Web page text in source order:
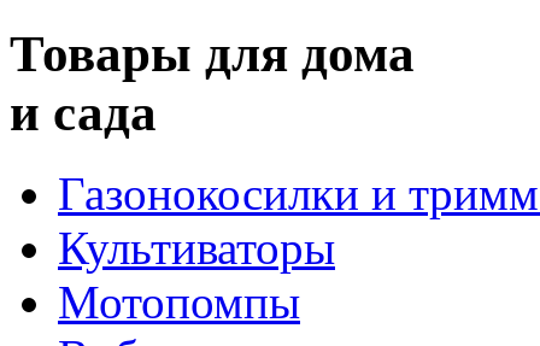
Товары для дома
и сада
Газонокосилки и
Культиваторы
Мотопомпы